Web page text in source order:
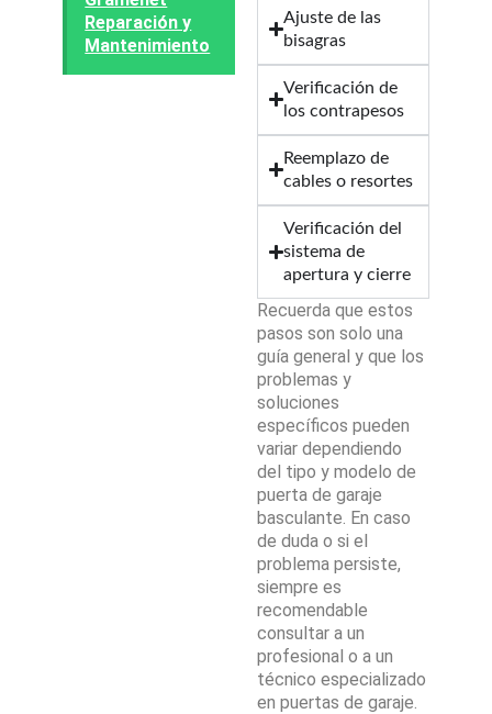
Reparación y
Mantenimiento
Ajuste de las
bisagras
Verificación de
los contrapesos
Reemplazo de
cables o resortes
Verificación del
sistema de
apertura y cierre
Recuerda que estos
pasos son solo una
guía general y que los
problemas y
soluciones
específicos pueden
variar dependiendo
del tipo y modelo de
puerta de garaje
basculante. En caso
de duda o si el
problema persiste,
siempre es
recomendable
consultar a un
profesional o a un
técnico especializado
en puertas de garaje.